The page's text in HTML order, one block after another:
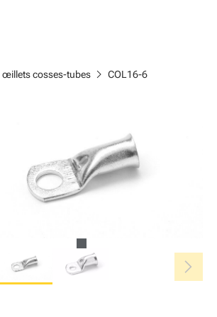
œillets cosses-tubes chevron_right COL16-6
chevron_right